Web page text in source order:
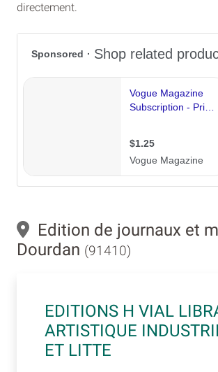
directement.
Edition de journaux et
Dourdan (91410)
EDITIONS H VIAL
ARTISTIQUE
ET LITTE